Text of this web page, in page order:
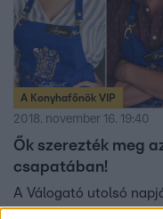
A Konyhafőnök VIP
2018. november 16. 19:40
Ők szerezték meg
csapatában!
A Válogató utolsó